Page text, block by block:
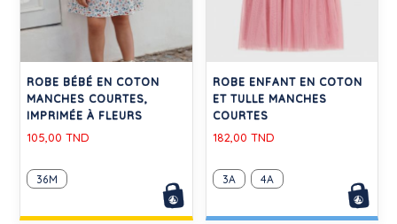
ROBE BÉBÉ EN COTON
MANCHES COURTES,
IMPRIMÉE À FLEURS
105,00 TND
36M
ROBE ENFANT EN COTON
ET TULLE MANCHES
COURTES
182,00 TND
3A 4A